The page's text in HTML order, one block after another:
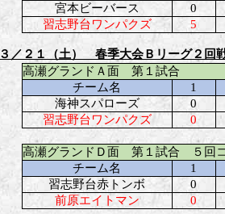
宮本ビーバース
0
習志野台ワンパクズ
5
３／２１（土） 春季大会Ｂリーグ２回
高瀬グランドＡ面 第１試合
チーム名
1
海神スパローズ
0
習志野台ワンパクズ
0
高瀬グランドＤ面 第１試合 ５回
チーム名
1
習志野台赤トンボ
0
前原エイトマン
0